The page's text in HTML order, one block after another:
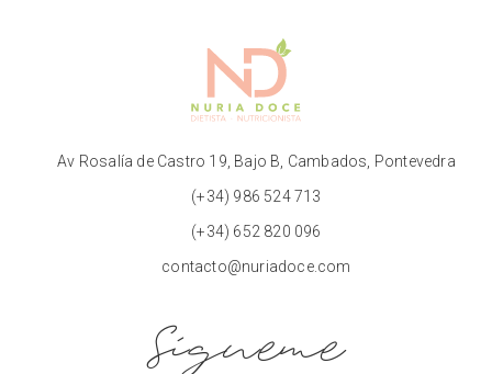
Av Rosalía de Castro 19, Bajo B, Cambados, Pontevedra
(+34) 986 524 713
(+34) 652 820 096
contacto@nuriadoce.com
Sígueme